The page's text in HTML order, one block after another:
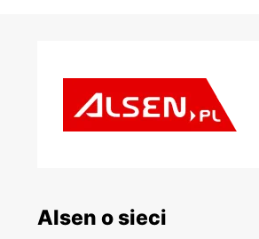
Alsen o sieci